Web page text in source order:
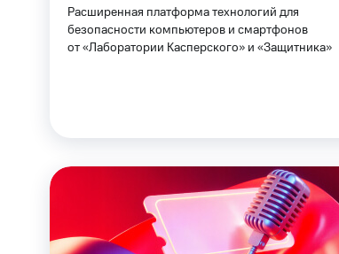
Расширенная платформа технологий для
безопасности компьютеров и смартфонов
от «Лаборатории Касперского» и «Защитника»